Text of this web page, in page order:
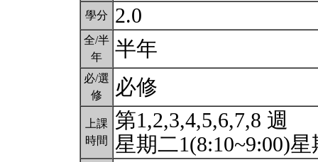
學分 2.0
全/半
年
半年
必/選
修
必修
上課
時間
第1,2,3,4,5,6,7,8 週
星期二1(8:10~9:00)